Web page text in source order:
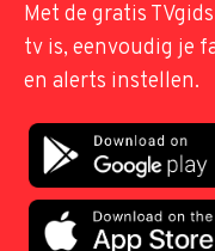
Met de gratis
tv is, eenvoudig je
en alerts instellen.